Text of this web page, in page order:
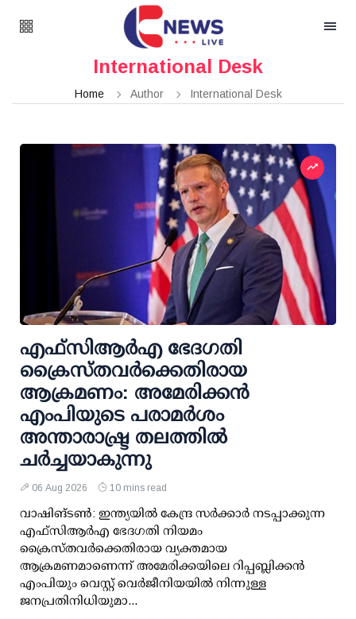
International Desk
Home Author International Desk
എഫ്‌സി‌ആര്‍‌എ ഭേദഗതി
ക്രൈസ്തവർക്കെതിരായ
ആക്രമണം: അമേരിക്കൻ
എംപിയുടെ പരാമർശം
അന്താരാഷ്ട്ര തലത്തിൽ
ചർച്ചയാകുന്നു
06 Aug 2026 10 mins read
വാഷിങ്ടൺ: ഇന്ത്യയിൽ കേന്ദ്ര സർക്കാർ നടപ്പാക്കുന്ന
എഫ്സിആർഎ ഭേദഗതി നിയമം
ക്രൈസ്തവർക്കെതിരായ വ്യക്തമായ
ആക്രമണമാണെന്ന് അമേരിക്കയിലെ റിപ്പബ്ലിക്കൻ
എംപിയും വെസ്റ്റ് വെർജീനിയയിൽ നിന്നുള്ള
ജനപ്രതിനിധിയുമാ...